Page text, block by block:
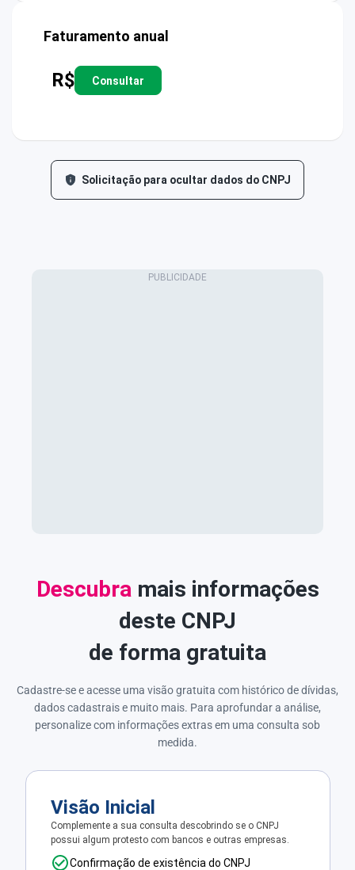
Faturamento anual
R$ Consultar
Solicitação para ocultar dados do CNPJ
Descubramais informações
deste CNPJ
de forma gratuita
Cadastre-se e acesse uma visão gratuita com histórico de dívidas,
dados cadastrais e muito mais. Para aprofundar a análise,
personalize com informações extras em uma consulta sob
medida.
Visão Inicial
Complemente a sua consulta descobrindo se o CNPJ
possui algum protesto com bancos e outras empresas.
Confirmação de existência do CNPJ